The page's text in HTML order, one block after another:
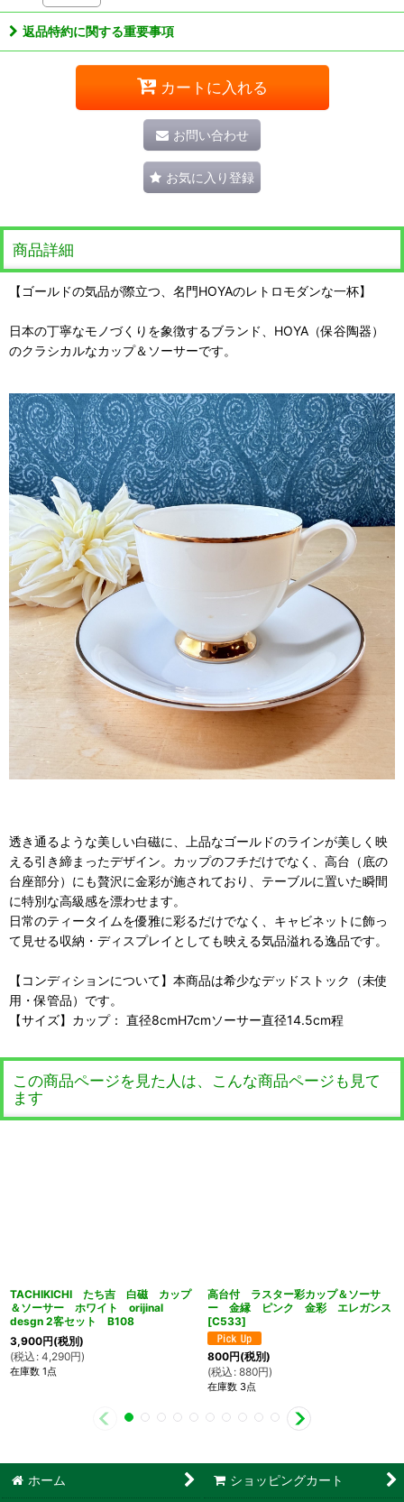
返品特約に関する重要事項
カートに入れる
お問い合わせ
お気に入り登録
商品詳細
【ゴールドの気品が際立つ、名門HOYAのレトロモダンな一杯】
日本の丁寧なモノづくりを象徴するブランド、HOYA（保谷陶器）
のクラシカルなカップ＆ソーサーです。
透き通るような美しい白磁に、上品なゴールドのラインが美しく映
える引き締まったデザイン。カップのフチだけでなく、高台（底の
台座部分）にも贅沢に金彩が施されており、テーブルに置いた瞬間
に特別な高級感を漂わせます。
日常のティータイムを優雅に彩るだけでなく、キャビネットに飾っ
て見せる収納・ディスプレイとしても映える気品溢れる逸品です。
【コンディションについて】本商品は希少なデッドストック（未使
用・保管品）です。
【サイズ】カップ： 直径8cmH7cmソーサー直径14.5cm程
この商品ページを見た人は、こんな商品ページも見て
ます
TACHIKICHI たち吉 白磁 カップ
＆ソーサー ホワイト orijinal
desgn 2客セット B108
3,900円(税別)
(税込 : 4,290円)
在庫数 1点
高台付 ラスター彩カップ＆ソーサ
ー 金縁 ピンク 金彩 エレガンス
[C533]
800円(税別)
(税込 : 880円)
在庫数 3点
ホーム ショッピングカート